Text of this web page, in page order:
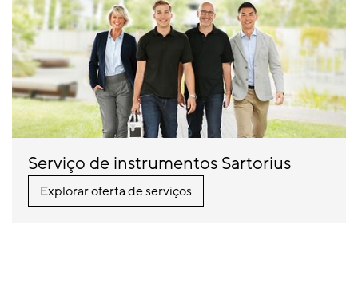
Serviço de instrumentos Sartorius
Explorar oferta de serviços